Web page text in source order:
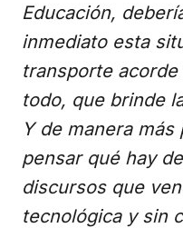
Educación,
inmediato esta
transporte
todo, que brinde
Y de manera
pensar qué hay
discursos que
tecnológica y sin